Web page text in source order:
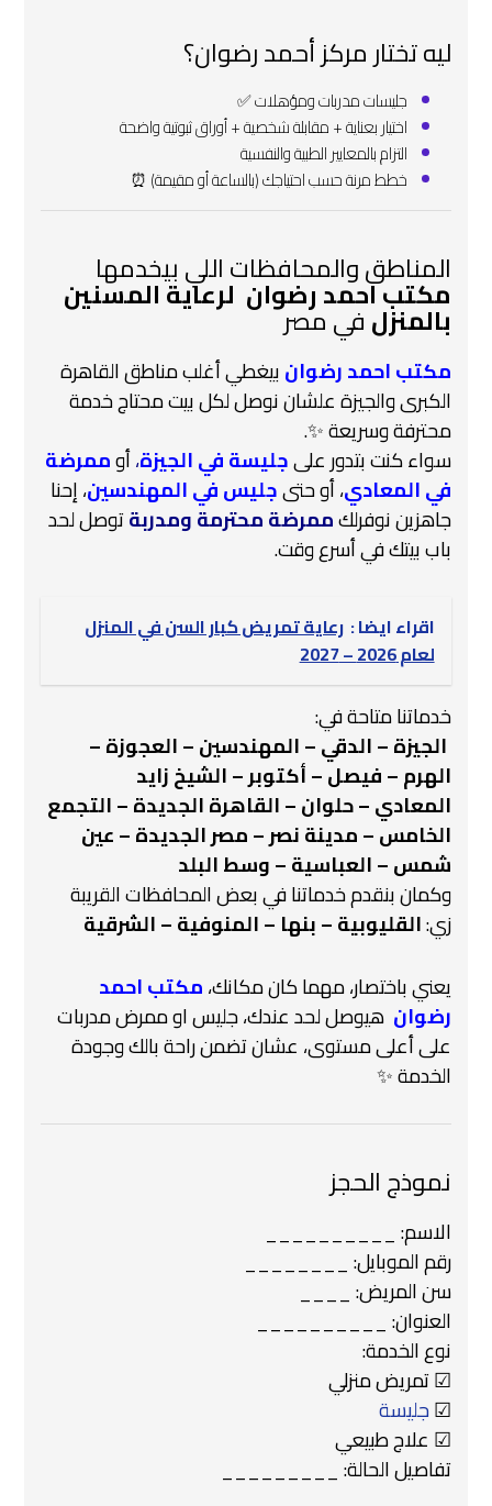
ليه تختار مركز أحمد رضوان؟
جليسات مدربات ومؤهلات ✅
اختيار بعناية + مقابلة شخصية + أوراق ثبوتية واضحة
التزام بالمعايير الطبية والنفسية ‍
خطط مرنة حسب احتياجك (بالساعة أو مقيمة) ⏰
المناطق والمحافظات اللي بيخدمها
مكتب احمد رضوان لرعاية المسنين
بالمنزلفي مصر
مكتب احمد رضوانبيغطي أغلب مناطق القاهرة
الكبرى والجيزة علشان نوصل لكل بيت محتاج خدمة
محترفة وسريعة ✨.
سواء كنت بتدور علىجليسة في الجيزة،أوممرضة
في المعادي، أو حتىجليس في المهندسين، إحنا
جاهزين نوفرلكممرضة محترمة ومدربةتوصل لحد
باب بيتك في أسرع وقت.
اقراء ايضا : رعاية تمريض كبار السن في المنزل
لعام 2026 – 2027
خدماتنا متاحة في:
الجيزة – الدقي – المهندسين – العجوزة –
الهرم – فيصل – أكتوبر – الشيخ زايد
المعادي – حلوان – القاهرة الجديدة – التجمع
الخامس – مدينة نصر – مصر الجديدة – عين
شمس – العباسية – وسط البلد
وكمان بنقدم خدماتنا في بعض المحافظات القريبة
زي:القليوبية – بنها – المنوفية – الشرقية
يعني باختصار، مهما كان مكانك،مكتب احمد
رضوان هيوصل لحد عندك، جليس او ممرض مدربات
على أعلى مستوى، عشان تضمن راحة بالك وجودة
الخدمة ✨
نموذج الحجز
الاسم: __________
رقم الموبايل: ________
سن المريض: ____
العنوان: __________
نوع الخدمة:
☑ تمريض منزلي
☑جليسة
☑ علاج طبيعي
تفاصيل الحالة: _________